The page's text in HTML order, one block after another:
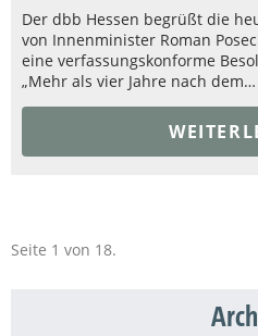
Der dbb Hessen begrüßt die
von Innenminister Roman
eine verfassungskonforme
„Mehr als vier Jahre nach dem…
Seite 1 von 18.